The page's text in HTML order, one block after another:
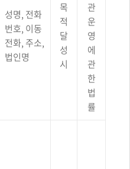
성명, 전화
번호, 이동
전화, 주소,
법인명
목
적
달
성
시
관
운
영
에
관
한
법
률